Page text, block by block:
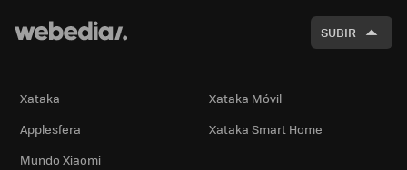
SUBIR
Xataka
Xataka Móvil
Applesfera
Xataka Smart Home
Mundo Xiaomi